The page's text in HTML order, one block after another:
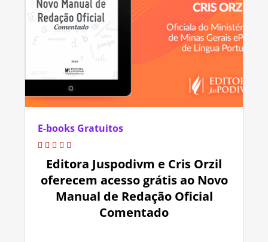
E-books Gratuitos
Editora Juspodivm e Cris Orzil
oferecem acesso grátis ao Novo
Manual de Redação Oficial
Comentado